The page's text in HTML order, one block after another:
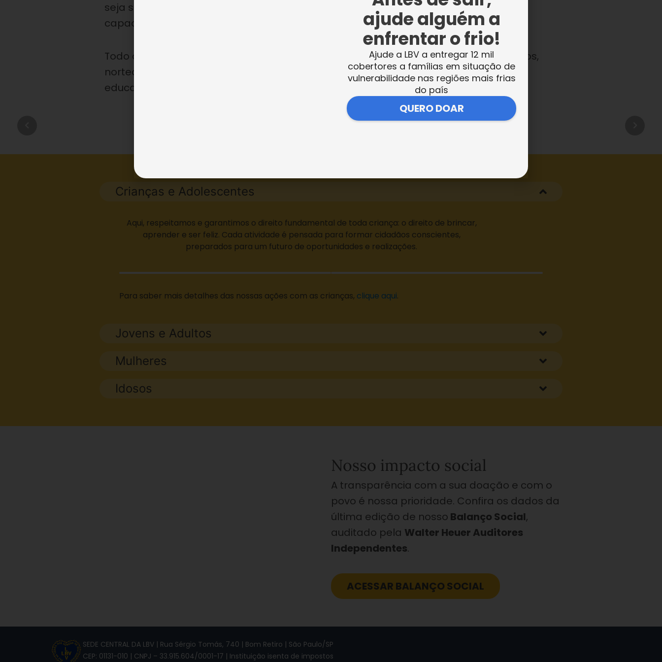
seja seguro e o trabalho de qualidade, com a atuação de profissionais e voluntários
capacitados.
Todo o atendimento se soma ao despertar de valores espirituais, éticos e ecumênicos,
norteado pela
Pedagogia do Afeto e pela Pedagogia do Cidadão Ecumênico, linha
educacional criada pelo educador e dirigente da LBV, José de Paiva Netto.
Crianças e Adolescentes
Aqui, respeitamos e garantimos o direito fundamental de toda criança: o direito de brincar,
aprender e ser feliz. Cada atividade é pensada para formar cidadãos conscientes,
preparados para um futuro de oportunidades e realizações.
Para saber mais detalhes das nossas ações com as crianças, clique aqui.
Jovens e Adultos
Mulheres
Idosos
Nosso impacto social
A transparência com a sua doação e com o
povo é nossa prioridade. Confira os dados da
última edição de nosso Balanço Social,
auditado pela Walter Heuer Auditores
Independentes.
ACESSAR BALANÇO SOCIAL
SEDE CENTRAL DA LBV | Rua Sérgio Tomás, 740 | Bom Retiro | São Paulo/SP
CEP: 01131-010 | CNPJ – 33.915.604/0001-17 | Instituição isenta de impostos
ajude alguém a
enfrentar o frio!
Ajude a LBV a entregar 12 mil
cobertores a famílias em situação de
vulnerabilidade nas regiões mais frias
do país
QUERO DOAR